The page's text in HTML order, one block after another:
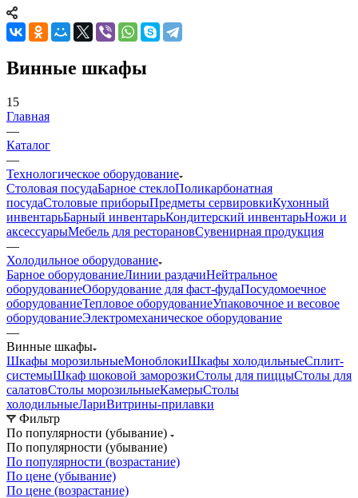
Винные шкафы
15
Главная
—
Каталог
—
Технологическое оборудование
Столовая посудаБарное стеклоПоликарбонатная
посудаСтоловые приборыПредметы сервировкиКухонный
инвентарьБарный инвентарьКондитерский инвентарьНожи и
аксессуарыМебель для ресторановСувенирная продукция
—
Холодильное оборудование
Барное оборудованиеЛинии раздачиНейтральное
оборудованиеОборудование для фаст-фудаПосудомоечное
оборудованиеТепловое оборудованиеУпаковочное и весовое
оборудованиеЭлектромеханическое оборудование
—
Винные шкафы
Шкафы морозильныеМоноблокиШкафы холодильныеСплит-
системыШкаф шоковой заморозкиСтолы для пиццыСтолы для
салатовСтолы морозильныеКамерыСтолы
холодильныеЛариВитрины-прилавки
Фильтр
По популярности (убывание)
По популярности (убывание)
По популярности (возрастание)
По цене (убывание)
По цене (возрастание)